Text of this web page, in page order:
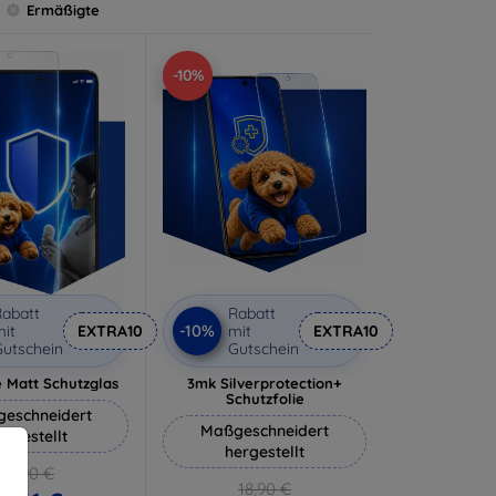
Ermäßigte
EXTRA10
Matt Schutzglas
12,90 €
-10%
-10%
Rabatt
mit
Gutschein
EXTRA10
3mk Silverprotection+
Schutzfolie
Maßgeschneidert
hergestellt
18,90 €